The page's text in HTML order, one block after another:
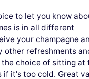
to let you know
is in all different
your champagne
other refreshments
the choice of sitting at
if it's too cold. Great